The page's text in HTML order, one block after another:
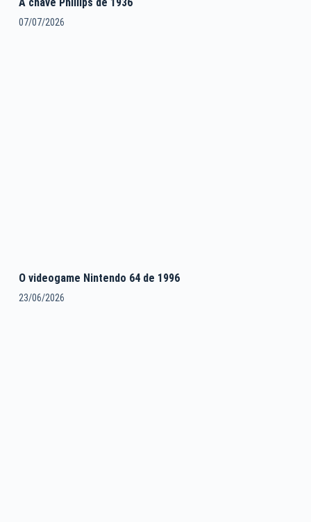
A chave Phillips de 1936
07/07/2026
O videogame Nintendo 64 de 1996
23/06/2026